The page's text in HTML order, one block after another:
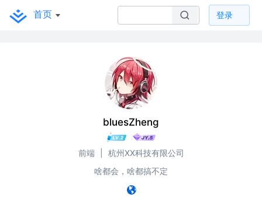
首页 登录
bluesZheng
前端
杭州XX科技有限公司
啥都会，啥都搞不定